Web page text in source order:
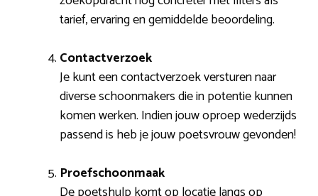
tarief, ervaring en gemiddelde beoordeling.
Contactverzoek
Je kunt een contactverzoek versturen naar
diverse schoonmakers die in potentie kunnen
komen werken. Indien jouw oproep wederzijds
passend is heb je jouw poetsvrouw gevonden!
Proefschoonmaak